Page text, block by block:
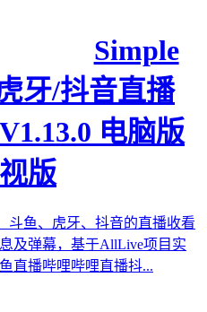
Simple
牙/抖音直播
电脑版
版
斗鱼、虎牙、抖音的直播收看
及弹幕，基于AllLive项目实
直播哔哩哔哩直播抖...